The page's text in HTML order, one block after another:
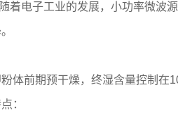
着电子工业的发展，小功率微波
前期预干燥，终湿含量控制
：